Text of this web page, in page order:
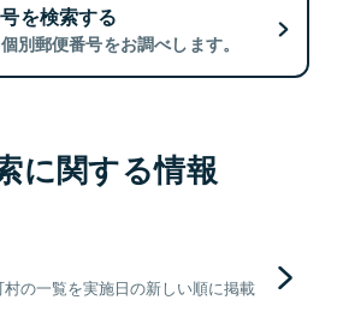
を検索する
別郵便番号をお調べします。
に関する情報
の一覧を実施日の新しい順に掲載